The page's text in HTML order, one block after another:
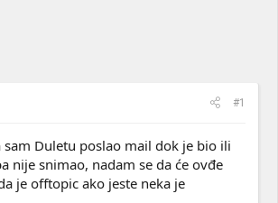
#1
Duletu poslao mail dok je bio ili
nije snimao, nadam se da će ovđe
je offtopic ako jeste neka je